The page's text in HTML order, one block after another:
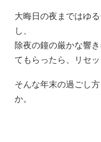
大晦日の夜まではゆ
し、
除夜の鐘の厳かな響
てもらったら、リセッ
そんな年末の過ごし
か。